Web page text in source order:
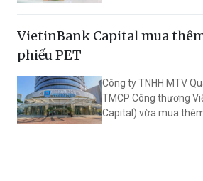
giảm mặt bằng lãi
SeABank tiếp tục duy
VietinBank Capital mua
phiếu PET
Công ty TNHH MTV
TMCP Công thương
Capital) vừa mua